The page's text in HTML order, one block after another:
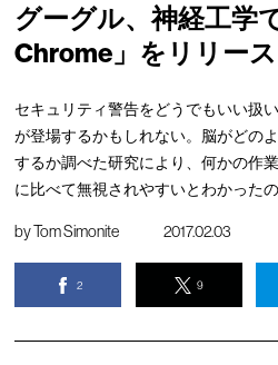
グーグル、神経工学
Chrome」をリリース
セキュリティ警告をどうでもいい扱
が登場するかもしれない。脳がどの
するか調べた研究により、何かの作
に比べて無視されやすいとわかったの
byTom Simonite 2017.02.03
2 9